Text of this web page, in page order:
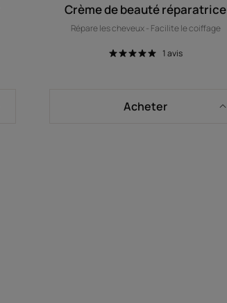
Crème de beauté réparatrice
Répare les cheveux - Facilite le coiffage
1avis
Acheter